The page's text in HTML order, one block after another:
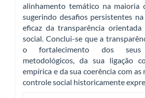
alinhamento temático na maioria
sugerindo desafios persistentes
eficaz da transparência
social. Conclui-se que a
o fortalecimento dos seus
metodológicos, da sua ligação
empírica e da sua coerência com as
controle social historicamente